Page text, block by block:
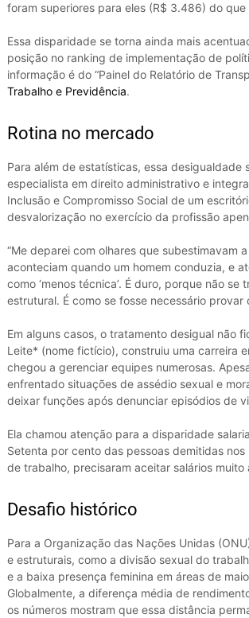
foram superiores para eles (R$ 3.486) do que
Essa disparidade se torna ainda mais
posição no ranking de implementação de
informação é do “Painel do Relatório de
Trabalho e Previdência.
Rotina no mercado
Para além de estatísticas, essa
especialista em direito administrativo e
Inclusão e Compromisso Social de um
desvalorização no exercício da profissão
“Me deparei com olhares que subestimavam
aconteciam quando um homem conduzia, e
como ‘menos técnica’. É duro, porque não
estrutural. É como se fosse necessário provar
Em alguns casos, o tratamento desigual não
Leite* (nome fictício), construiu uma carreira
chegou a gerenciar equipes numerosas.
enfrentado situações de assédio sexual e
deixar funções após denunciar episódios de
Ela chamou atenção para a disparidade
Setenta por cento das pessoas demitidas
de trabalho, precisaram aceitar salários
Desafio histórico
Para a Organização das Nações Unidas
e estruturais, como a divisão sexual do
e a baixa presença feminina em áreas de
Globalmente, a diferença média de
os números mostram que essa distância